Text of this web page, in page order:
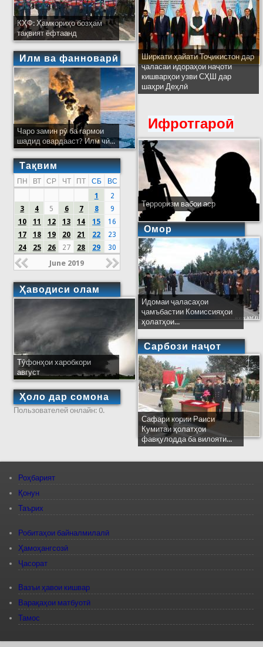
КҲФ: Ҳамкориҳо бозҳам
тақвият ёфтаанд
Илм ва фанноварӣ
Чаро замин рӯ ба гармои
шадид овардааст? Илм чӣ...
Тақвим
ПН ВТ СР ЧТ ПТ СБ
ВС
1
2
3
4 5 6 7 8
9
10
11 12 13 14 15
16
17
18 19 20 21 22
23
24
25 26 27 28 29 30
June 2019
Ҳаводиси олам
Тӯфонҳои харобкори
август
Ҳоло дар сомона
Пользователей онлайн: 0.
Ширкати ҳайати Тоҷикистон дар
ҷаласаи идораҳои наҷоти
кишварҳои узви СҲШ дар
шаҳри Деҳлӣ
Ифротгароӣ
Терроризм вабои аср
Омор
Идомаи ҷаласаҳои
ҷамъбастии Комиссияҳои
ҳолатҳои...
Сарбози наҷот
Сафари кории Раиси
Кумитаи ҳолатҳои
фавқулодда ба вилояти...
Роҳбарият
Қонун
Таърих
Робитаҳои байналмилалӣ
Ҳамоҳангсозӣ
Ҷасорат
Вазъи ҳавои кишвар
Варақаҳои матбуотӣ
Тамос